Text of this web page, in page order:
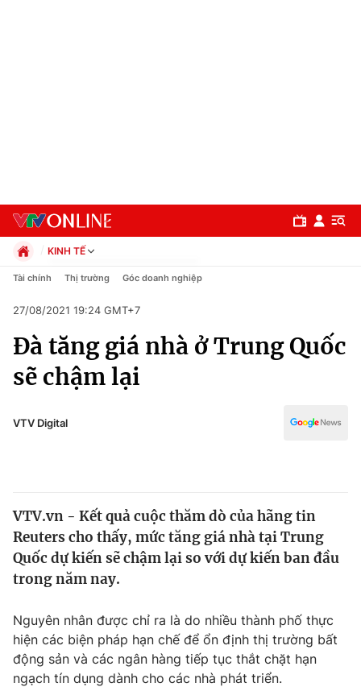
Chuyên mục
Chính trị
Thế giới
Tin tức
Thế giới đó đây
Câu chuyện quốc tế
Tài chính
Thị trường
Dữ liệu và đời sống
KINH TẾ
Chính trị
Pháp luật
Kinh tế
Thể thao
Truyền hình
Y tế
Tài chính Thị trường Góc doanh nghiệp
27/08/2021 19:24 GMT+7
Đà tăng giá nhà ở Trung Quốc
sẽ chậm lại
VTV Digital
VTV.vn - Kết quả cuộc thăm dò của hãng tin
Reuters cho thấy, mức tăng giá nhà tại Trung
Quốc dự kiến sẽ chậm lại so với dự kiến ban đầu
trong năm nay.
Nguyên nhân được chỉ ra là do nhiều thành phố thực
hiện các biện pháp hạn chế để ổn định thị trường bất
động sản và các ngân hàng tiếp tục thắt chặt hạn
ngạch tín dụng dành cho các nhà phát triển.